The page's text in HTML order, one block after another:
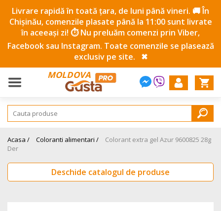
Livrare rapidă în toată țara, de luni până vineri. 🚚 În
Chișinău, comenzile plasate până la 11:00 sunt livrate
în aceeași zi! ⏱️ Nu preluăm comenzi prin Viber,
Facebook sau Instagram. Toate comenzile se plasează
exclusiv pe site.
✖
MOLDOVA
Acasa / Coloranti alimentari /
Colorant extra gel Azur 9600825 28g
Der
Deschide catalogul de produse